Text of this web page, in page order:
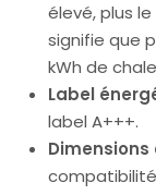
élevé, plus
signifie que
kWh de
Label
label A+++.
compatibilité